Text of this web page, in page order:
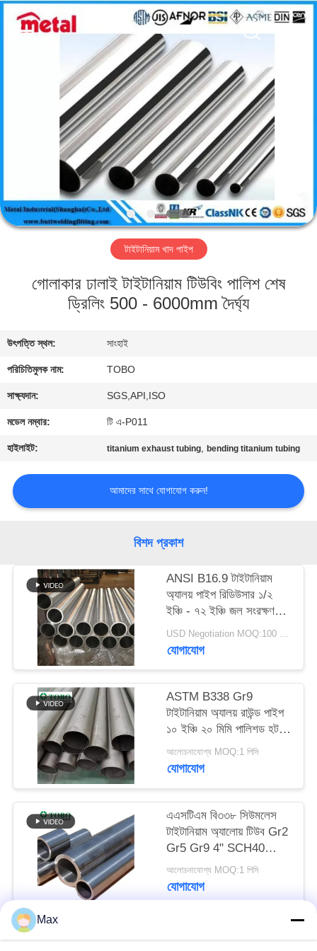
কারখানা
যোগাযোগ
করুন
খবর
মামলা
PRIVACY
POLICY
TOBO
STEEL
GROUP
CHINA.
টাইটানিয়াম খাদ পাইপ
গোলাকার ঢালাই টাইটানিয়াম টিউবিং পালিশ শেষ
ড্রিলিং 500 - 6000mm দৈর্ঘ্য
উৎপত্তি স্থল: সাংহাই
পরিচিতিমুলক নাম: TOBO
সাক্ষ্যদান: SGS,API,ISO
মডেল নম্বার: টি এ-P011
হাইলাইট: titanium exhaust tubing,bending titanium tubing
আমাদের সাথে যোগাযোগ করুন!
বিশদ প্রকাশ
ANSI B16.9 টাইটানিয়াম
অ্যালয় পাইপ রিডিউসার ১/২
ইঞ্চি - ৭২ ইঞ্চি জল সংরক্ষণ
ব্যবস্থার জন্য
USD Negotiation MOQ:100 পিসি
যোগাযোগ
ASTM B338 Gr9
টাইটানিয়াম অ্যালয় রাউন্ড পাইপ
১০ ইঞ্চি ২০ মিমি পালিশড হট
আলোচনাযোগ্য MOQ:1 পিসি
যোগাযোগ
এএসটিএম বি৩৩৮ সিউমলেস
টাইটানিয়াম অ্যালোয় টিউব Gr2
Gr5 Gr9 4" SCH40
এক্সজাস পাইপ
আলোচনাযোগ্য MOQ:1 পিসি
যোগাযোগ
Max